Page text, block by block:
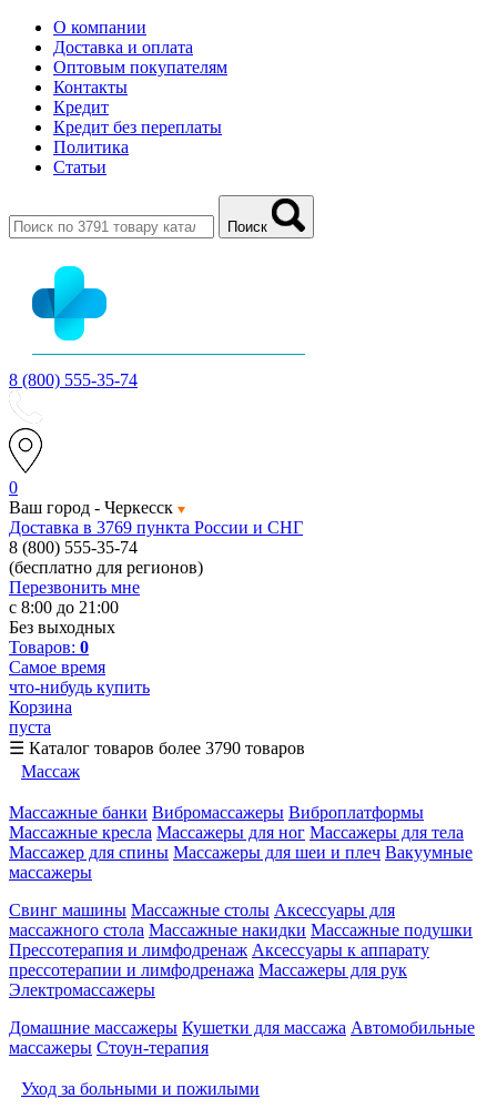
О компании
Доставка и оплата
Оптовым покупателям
Контакты
Кредит
Кредит без переплаты
Политика
Статьи
Поиск
8 (800) 555-35-74
0
Ваш город - Черкесск
Доставка в 3769 пункта России и СНГ
8 (800) 555-35-74
(бесплатно для регионов)
Перезвонить мне
с 8:00 до 21:00
Без выходных
Товаров: 0
Самое время
что-нибудь купить
Корзина
пуста
☰ Каталог товаров более 3790 товаров
Массаж
Массажные банки Вибромассажеры Виброплатформы
Массажные кресла Массажеры для ног Массажеры для тела
Массажер для спины Массажеры для шеи и плеч Вакуумные
массажеры
Свинг машины Массажные столы Аксессуары для
массажного стола Массажные накидки Массажные подушки
Прессотерапия и лимфодренаж Аксессуары к аппарату
прессотерапии и лимфодренажа Массажеры для рук
Электромассажеры
Домашние массажеры Кушетки для массажа Автомобильные
массажеры Стоун-терапия
Уход за больными и пожилыми